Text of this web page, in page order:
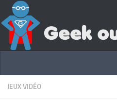
JEUX VIDÉO